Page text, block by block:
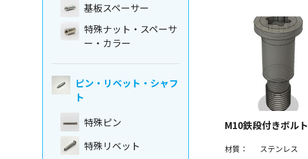
M10鉄段付きボルト
材質：
ステンレス
基板スペーサー
特殊ナット・スペーサ
ー・カラー
ピン・リベット・シャフ
ト
特殊ピン
特殊リベット